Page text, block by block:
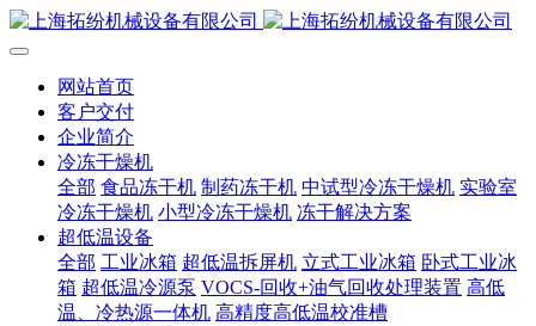
网站首页
客户交付
企业简介
冷冻干燥机
全部 食品冻干机 制药冻干机 中试型冷冻干燥机 实验室
冷冻干燥机 小型冷冻干燥机 冻干解决方案
超低温设备
全部 工业冰箱 超低温拆屏机 立式工业冰箱 卧式工业冰
箱 超低温冷源泵 VOCS-回收+油气回收处理装置 高低
温、冷热源一体机 高精度高低温校准槽